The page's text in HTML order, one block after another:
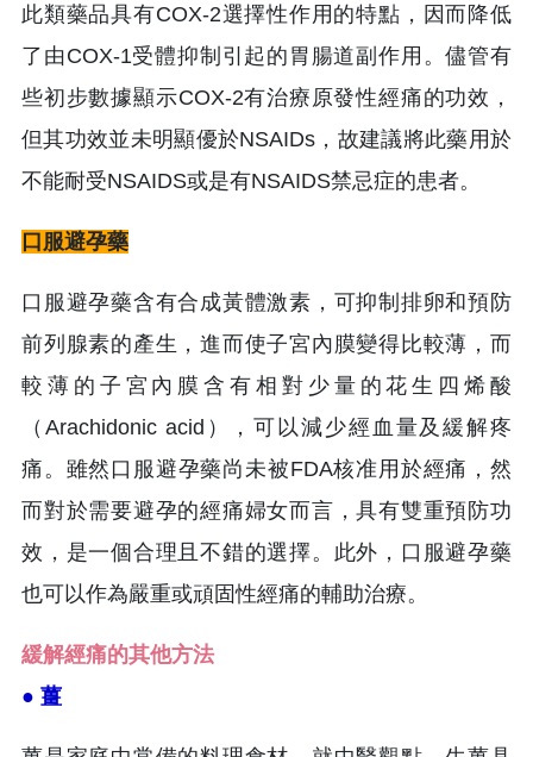
此類藥品具有COX-2選擇性作用的特點，因而降低
了由COX-1受體抑制引起的胃腸道副作用。儘管有
些初步數據顯示COX-2有治療原發性經痛的功效，
但其功效並未明顯優於NSAIDs，故建議將此藥用於
不能耐受NSAIDS或是有NSAIDS禁忌症的患者。
口服避孕藥
口服避孕藥含有合成黃體激素，可抑制排卵和預防
前列腺素的產生，進而使子宮內膜變得比較薄，而
較薄的子宮內膜含有相對少量的花生四烯酸
（Arachidonic acid），可以減少經血量及緩解疼
痛。雖然口服避孕藥尚未被FDA核准用於經痛，然
而對於需要避孕的經痛婦女而言，具有雙重預防功
效，是一個合理且不錯的選擇。此外，口服避孕藥
也可以作為嚴重或頑固性經痛的輔助治療。
緩解經痛的其他方法
● 薑